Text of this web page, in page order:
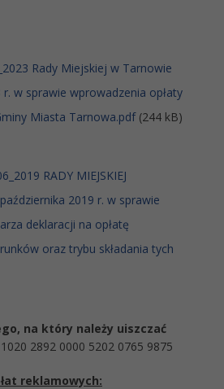
Rady Miejskiej w Tarnowie
w sprawie wprowadzenia opłaty
Miasta Tarnowa.pdf(244 kB)
RADY MIEJSKIEJ
2019 r. w sprawie
deklaracji na opłatę
oraz trybu składania tych
na który należy uiszczać
2892 0000 5202 0765 9875
reklamowych: